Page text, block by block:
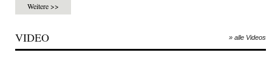
Weitere >>
VIDEO » alle Videos